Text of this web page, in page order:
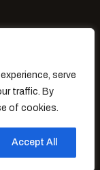
serve
traffic. By
of cookies.
Accept All